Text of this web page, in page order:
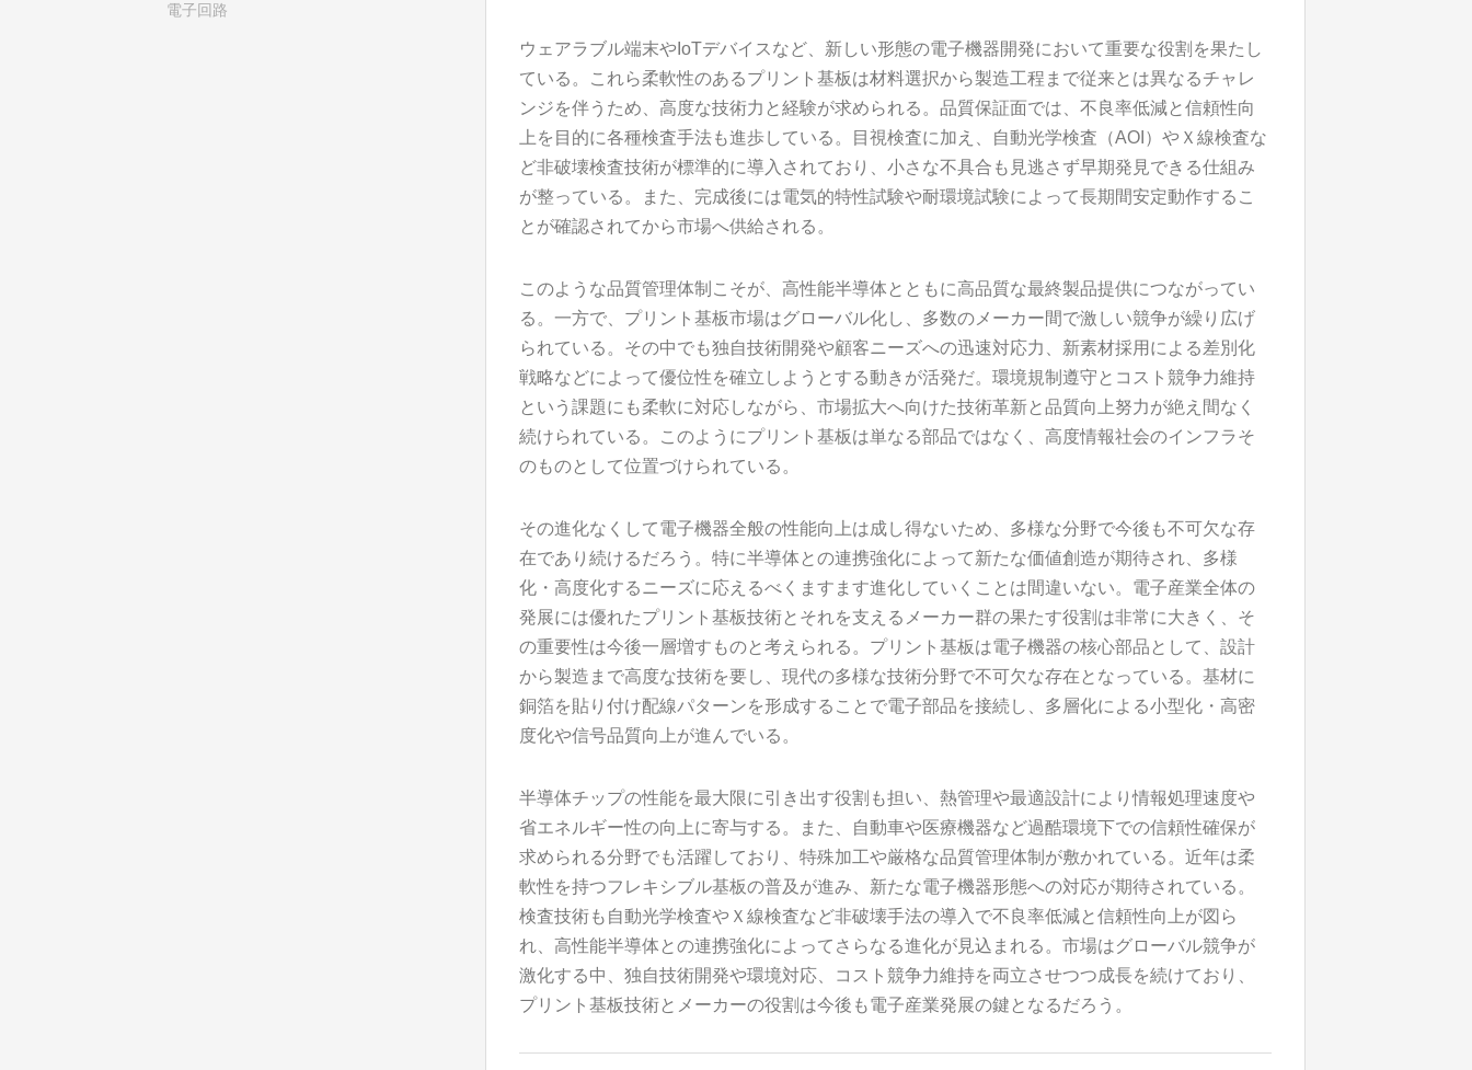
ウェアラブル端末やIoTデバイスなど、新しい形態の電子機器開発において重要な役割を果たし
ている。これら柔軟性のあるプリント基板は材料選択から製造工程まで従来とは異なるチャレ
ンジを伴うため、高度な技術力と経験が求められる。品質保証面では、不良率低減と信頼性向
上を目的に各種検査手法も進歩している。目視検査に加え、自動光学検査（AOI）やＸ線検査な
ど非破壊検査技術が標準的に導入されており、小さな不具合も見逃さず早期発見できる仕組み
が整っている。また、完成後には電気的特性試験や耐環境試験によって長期間安定動作するこ
とが確認されてから市場へ供給される。
このような品質管理体制こそが、高性能半導体とともに高品質な最終製品提供につながってい
る。一方で、プリント基板市場はグローバル化し、多数のメーカー間で激しい競争が繰り広げ
られている。その中でも独自技術開発や顧客ニーズへの迅速対応力、新素材採用による差別化
戦略などによって優位性を確立しようとする動きが活発だ。環境規制遵守とコスト競争力維持
という課題にも柔軟に対応しながら、市場拡大へ向けた技術革新と品質向上努力が絶え間なく
続けられている。このようにプリント基板は単なる部品ではなく、高度情報社会のインフラそ
のものとして位置づけられている。
その進化なくして電子機器全般の性能向上は成し得ないため、多様な分野で今後も不可欠な存
在であり続けるだろう。特に半導体との連携強化によって新たな価値創造が期待され、多様
化・高度化するニーズに応えるべくますます進化していくことは間違いない。電子産業全体の
発展には優れたプリント基板技術とそれを支えるメーカー群の果たす役割は非常に大きく、そ
の重要性は今後一層増すものと考えられる。プリント基板は電子機器の核心部品として、設計
から製造まで高度な技術を要し、現代の多様な技術分野で不可欠な存在となっている。基材に
銅箔を貼り付け配線パターンを形成することで電子部品を接続し、多層化による小型化・高密
度化や信号品質向上が進んでいる。
半導体チップの性能を最大限に引き出す役割も担い、熱管理や最適設計により情報処理速度や
省エネルギー性の向上に寄与する。また、自動車や医療機器など過酷環境下での信頼性確保が
求められる分野でも活躍しており、特殊加工や厳格な品質管理体制が敷かれている。近年は柔
軟性を持つフレキシブル基板の普及が進み、新たな電子機器形態への対応が期待されている。
検査技術も自動光学検査やＸ線検査など非破壊手法の導入で不良率低減と信頼性向上が図ら
れ、高性能半導体との連携強化によってさらなる進化が見込まれる。市場はグローバル競争が
激化する中、独自技術開発や環境対応、コスト競争力維持を両立させつつ成長を続けており、
プリント基板技術とメーカーの役割は今後も電子産業発展の鍵となるだろう。
電子回路